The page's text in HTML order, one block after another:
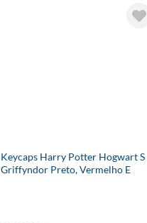
Keycaps Harry Potter Hogwart S
Griffyndor Preto, Vermelho E